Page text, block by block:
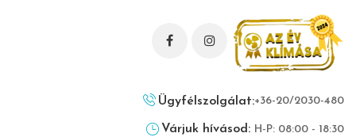
Ügyfélszolgálat:+36-20/2030-480
Várjuk hívásod: H-P: 08:00 - 18:30